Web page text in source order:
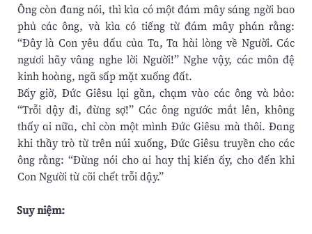
Ông còn đang nói, thì kìa có một đám mây sáng ngời bao
phủ các ông, và kìa có tiếng từ đám mây phán rằng:
“Ðây là Con yêu dấu của Ta, Ta hài lòng về Người. Các
ngươi hãy vâng nghe lời Người!” Nghe vậy, các môn đệ
kinh hoàng, ngã sấp mặt xuống đất.
Bấy giờ, Ðức Giêsu lại gần, chạm vào các ông và bảo:
“Trỗi dậy đi, đừng sợ!” Các ông ngước mắt lên, không
thấy ai nữa, chỉ còn một mình Ðức Giêsu mà thôi. Ðang
khi thầy trò từ trên núi xuống, Ðức Giêsu truyền cho các
ông rằng: “Ðừng nói cho ai hay thị kiến ấy, cho đến khi
Con Người từ cõi chết trỗi dậy.”
Suy niệm: